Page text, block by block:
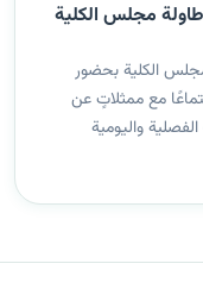
طاولة مجلس الكلية
مجلس الكلية بحضور
مع ممثلاتٍ عن
واليومية
الاجتماع شهد طرح